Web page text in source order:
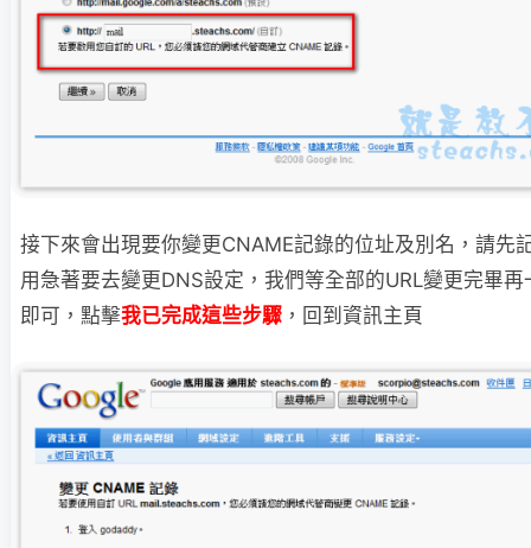
接下來會出現要你變更CNAME記錄的位址及別名，請先
用急著要去變更DNS設定，我們等全部的URL變更完畢再
即可，點擊我已完成這些步驟 ，回到資訊主頁